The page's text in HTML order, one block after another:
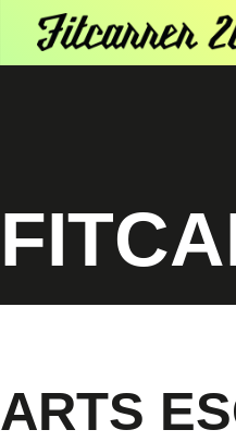
ARTS